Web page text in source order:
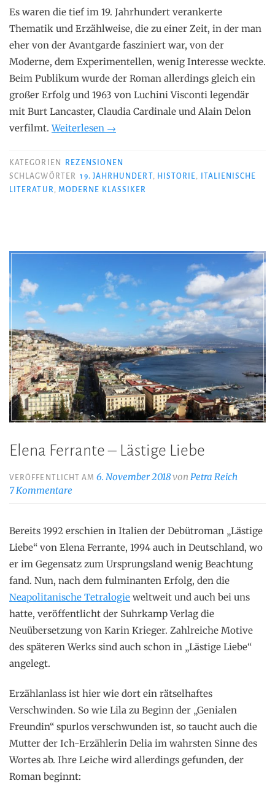
Es waren die tief im 19. Jahrhundert verankerte
Thematik und Erzählweise, die zu einer Zeit, in der man
eher von der Avantgarde fasziniert war, von der
Moderne, dem Experimentellen, wenig Interesse weckte.
Beim Publikum wurde der Roman allerdings gleich ein
großer Erfolg und 1963 von Luchini Visconti legendär
mit Burt Lancaster, Claudia Cardinale und Alain Delon
verfilmt.Weiterlesen „Giuseppe
di
Lampedusa
–
→
KATEGORIEN
REZENSIONEN
SCHLAGWÖRTER
19. JAHRHUNDERT , HISTORIE,
ITALIENISCHE
LITERATUR, MODERNE KLASSIKER
Elena Ferrante – Lästige Liebe
VERÖFFENTLICHT AM6. November 2018vonPetra Reich
7 Kommentare
Bereits 1992 erschien in Italien der Debütroman „Lästige
Liebe“ von Elena Ferrante, 1994 auch in Deutschland, wo
er im Gegensatz zum Ursprungsland wenig Beachtung
fand. Nun, nach dem fulminanten Erfolg, den die
Neapolitanische Tetralogie weltweit und auch bei uns
hatte, veröffentlicht der Suhrkamp Verlag die
Neuübersetzung von Karin Krieger. Zahlreiche Motive
des späteren Werks sind auch schon in „Lästige Liebe“
angelegt.
Erzählanlass ist hier wie dort ein rätselhaftes
Verschwinden. So wie Lila zu Beginn der „Genialen
Freundin“ spurlos verschwunden ist, so taucht auch die
Mutter der Ich-Erzählerin Delia im wahrsten Sinne des
Wortes ab. Ihre Leiche wird allerdings gefunden, der
Roman beginnt: